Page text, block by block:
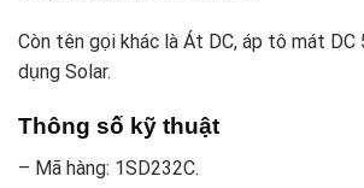
Còn tên gọi khác là Át DC, áp tô mát DC
dụng Solar.
Thông số kỹ thuật
– Mã hàng: 1SD232C.